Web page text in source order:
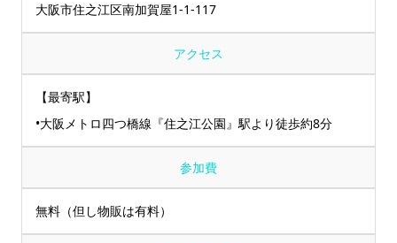
大阪市住之江区南加賀屋1-1-117
アクセス
【最寄駅】
•大阪メトロ四つ橋線『住之江公園』駅より徒歩約8分
参加費
無料（但し物販は有料）